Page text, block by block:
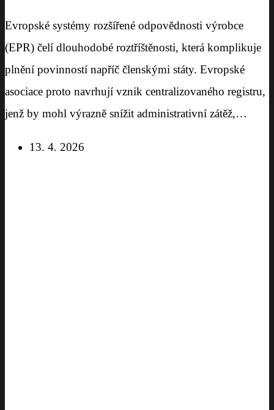
Evropské systémy rozšířené odpovědnosti výrobce
(EPR) čelí dlouhodobé roztříštěnosti, která komplikuje
plnění povinností napříč členskými státy. Evropské
asociace proto navrhují vznik centralizovaného registru,
jenž by mohl výrazně snížit administrativní zátěž,…
13. 4. 2026